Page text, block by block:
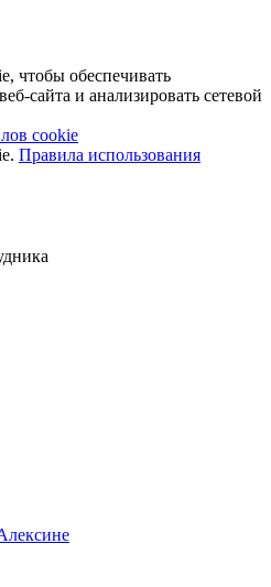
чтобы обеспечивать
сайта и анализировать сетевой
cookie
Правила использования